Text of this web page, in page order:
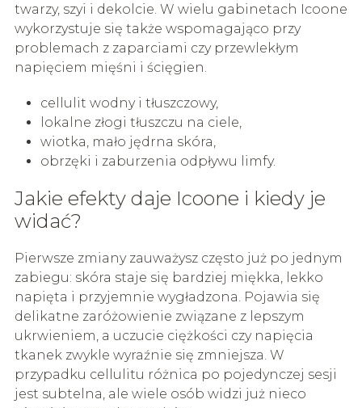
twarzy, szyi i dekolcie. W wielu gabinetach Icoone
wykorzystuje się także wspomagająco przy
problemach z zaparciami czy przewlekłym
napięciem mięśni i ścięgien.
cellulit wodny i tłuszczowy,
lokalne złogi tłuszczu na ciele,
wiotka, mało jędrna skóra,
obrzęki i zaburzenia odpływu limfy.
Jakie efekty daje Icoone i kiedy je
widać?
Pierwsze zmiany zauważysz często już po jednym
zabiegu: skóra staje się bardziej miękka, lekko
napięta i przyjemnie wygładzona. Pojawia się
delikatne zaróżowienie związane z lepszym
ukrwieniem, a uczucie ciężkości czy napięcia
tkanek zwykle wyraźnie się zmniejsza. W
przypadku cellulitu różnica po pojedynczej sesji
jest subtelna, ale wiele osób widzi już nieco